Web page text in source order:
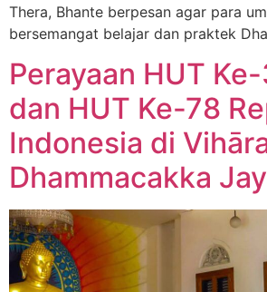
Thera, Bhante berpesan agar para
bersemangat belajar dan praktek
Perayaan HUT
dan HUT Ke-78
Indonesia di
Dhammacakka